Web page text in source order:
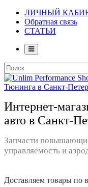
ЛИЧНЫЙ
Обратная связь
СТАТЬИ
Интернет-
авто в Санкт-
Запчасти
управляемость и
Доставляем товары по